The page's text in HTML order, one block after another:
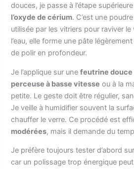
douces, je passe à l’étape
l’oxyde de cérium. C’est une
utilisée par les vitriers pour raviver
l’eau, elle forme une pâte
de polir en profondeur.
Je l’applique sur unefeutrine douce
perceuse à basse vitesse ou à la
petite. Le geste doit être régulier,
Je veille à humidifier souvent la
chauffer le verre. Ce procédé est
modérées, mais il demande du
Je préfère toujours tester d’abord
car un polissage trop énergique